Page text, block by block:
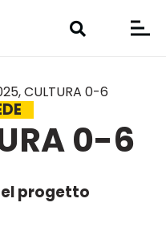
,CULTURA 0-6
0-6
progetto